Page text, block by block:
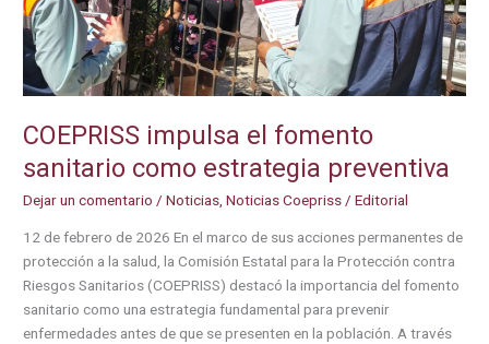
Sistema
Federal
Sanitario
COEPRISS impulsa el fomento
sanitario como estrategia preventiva
Dejar un comentario /Noticias ,Noticias Coepriss /Editorial
12 de febrero de 2026 En el marco de sus acciones permanentes de
protección a la salud, la Comisión Estatal para la Protección contra
Riesgos Sanitarios (COEPRISS) destacó la importancia del fomento
sanitario como una estrategia fundamental para prevenir
enfermedades antes de que se presenten en la población. A través